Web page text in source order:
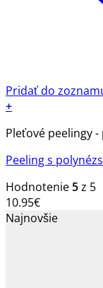
Pridať do
+
Pleťové peelingy
Peeling s
Hodnotenie5z 5
10.95€
Najnovšie